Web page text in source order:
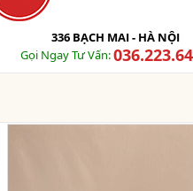
336 BẠCH MAI - HÀ NỘI
Gọi Ngay Tư Vấn: